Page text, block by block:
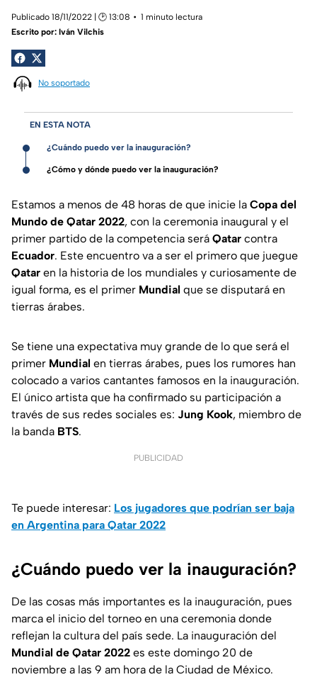
Publicado 18/11/2022 | 🕑 13:08
1 minuto lectura
Escrito por: Iván Vilchis
No soportado
EN ESTA NOTA
¿Cuándo puedo ver la inauguración?
¿Cómo y dónde puedo ver la inauguración?
Estamos a menos de 48 horas de que inicie la Copa del
Mundo de Qatar 2022, con la ceremonia inaugural y el
primer partido de la competencia será Qatar contra
Ecuador. Este encuentro va a ser el primero que juegue
Qatar en la historia de los mundiales y curiosamente de
igual forma, es el primer Mundial que se disputará en
tierras árabes.
Se tiene una expectativa muy grande de lo que será el
primer Mundial en tierras árabes, pues los rumores han
colocado a varios cantantes famosos en la inauguración.
El único artista que ha confirmado su participación a
través de sus redes sociales es: Jung Kook, miembro de
la banda BTS.
PUBLICIDAD
Te puede interesar: Los jugadores que podrían ser baja
en Argentina para Qatar 2022
¿Cuándo puedo ver la inauguración?
De las cosas más importantes es la inauguración, pues
marca el inicio del torneo en una ceremonia donde
reflejan la cultura del país sede. La inauguración del
Mundial de Qatar 2022 es este domingo 20 de
noviembre a las 9 am hora de la Ciudad de México.